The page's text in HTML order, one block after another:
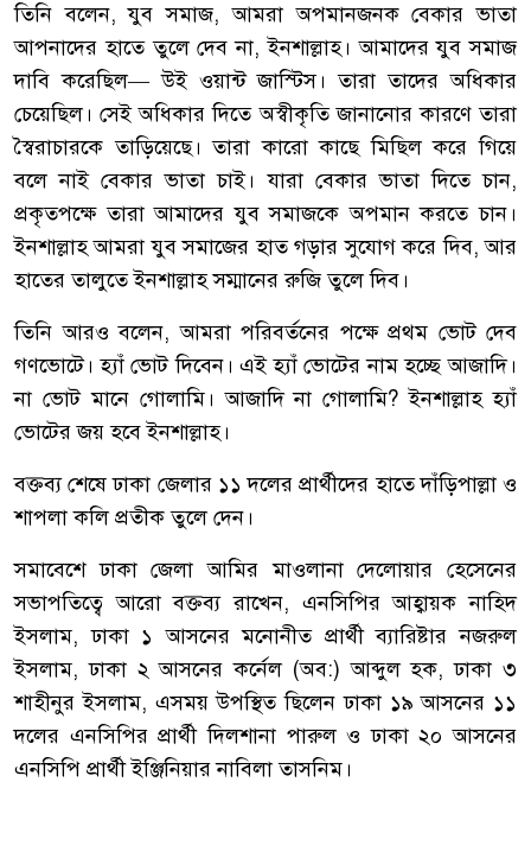
তিনি বলেন, যুব সমাজ, আমরা অপমানজনক বেকার ভাতা
আপনাদের হাতে তুলে দেব না, ইনশাল্লাহ। আমাদের যুব সমাজ
দাবি করেছিল— উই ওয়ান্ট জাস্টিস। তারা তাদের অধিকার
চেয়েছিল। সেই অধিকার দিতে অস্বীকৃতি জানানোর কারণে তারা
স্বৈরাচারকে তাড়িয়েছে। তারা কারো কাছে মিছিল করে গিয়ে
বলে নাই বেকার ভাতা চাই। যারা বেকার ভাতা দিতে চান,
প্রকৃতপক্ষে তারা আমাদের যুব সমাজকে অপমান করতে চান।
ইনশাল্লাহ আমরা যুব সমাজের হাত গড়ার সুযোগ করে দিব, আর
হাতের তালুতে ইনশাল্লাহ সম্মানের রুজি তুলে দিব।
তিনি আরও বলেন, আমরা পরিবর্তনের পক্ষে প্রথম ভোট দেব
গণভোটে। হ্যাঁ ভোট দিবেন। এই হ্যাঁ ভোটের নাম হচ্ছে আজাদি।
না ভোট মানে গোলামি। আজাদি না গোলামি? ইনশাল্লাহ হ্যাঁ
ভোটের জয় হবে ইনশাল্লাহ।
বক্তব্য শেষে ঢাকা জেলার ১১ দলের প্রার্থীদের হাতে দাঁড়িপাল্লা ও
শাপলা কলি প্রতীক তুলে দেন।
সমাবেশে ঢাকা জেলা আমির মাওলানা দেলোয়ার হেসেনের
সভাপতিত্বে আরো বক্তব্য রাখেন, এনসিপির আহ্বায়ক নাহিদ
ইসলাম, ঢাকা ১ আসনের মনোনীত প্রার্থী ব্যারিষ্টার নজরুল
ইসলাম, ঢাকা ২ আসনের কর্নেল (অব:) আব্দুল হক, ঢাকা ৩
শাহীনুর ইসলাম, এসময় উপস্থিত ছিলেন ঢাকা ১৯ আসনের ১১
দলের এনসিপির প্রার্থী দিলশানা পারুল ও ঢাকা ২০ আসনের
এনসিপি প্রার্থী ইঞ্জিনিয়ার নাবিলা তাসনিম।